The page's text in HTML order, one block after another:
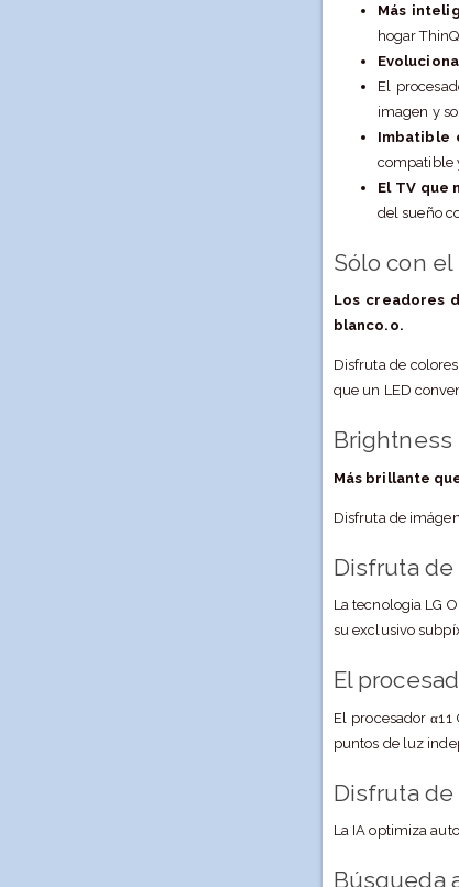
Más
hogar
El
imagen y
Imbatible
compatible
El TV que
del sueño
Sólo con
Los creadores
blanco.o.
Disfruta de
que un LED
Brightness
Más brillante
Disfruta de
Disfruta
La tecnologia LG
su exclusivo
El
El procesador
puntos de luz
Disfruta de
La IA optimiza
Búsqueda